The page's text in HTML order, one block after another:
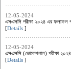
12-05-2024
এসএসসি পরীক্ষা ২০২৪ এর ফলাফল
[Details ]
12-05-2024
এসএসসি (ভোকেশনাল) পরীক্ষা
[Details ]